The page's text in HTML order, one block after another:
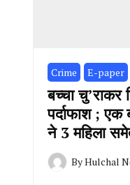
Crime E-paper
बच्चा चु’राकर
पर्दाफाश ; एक
ने 3 महिला
ByHulchal